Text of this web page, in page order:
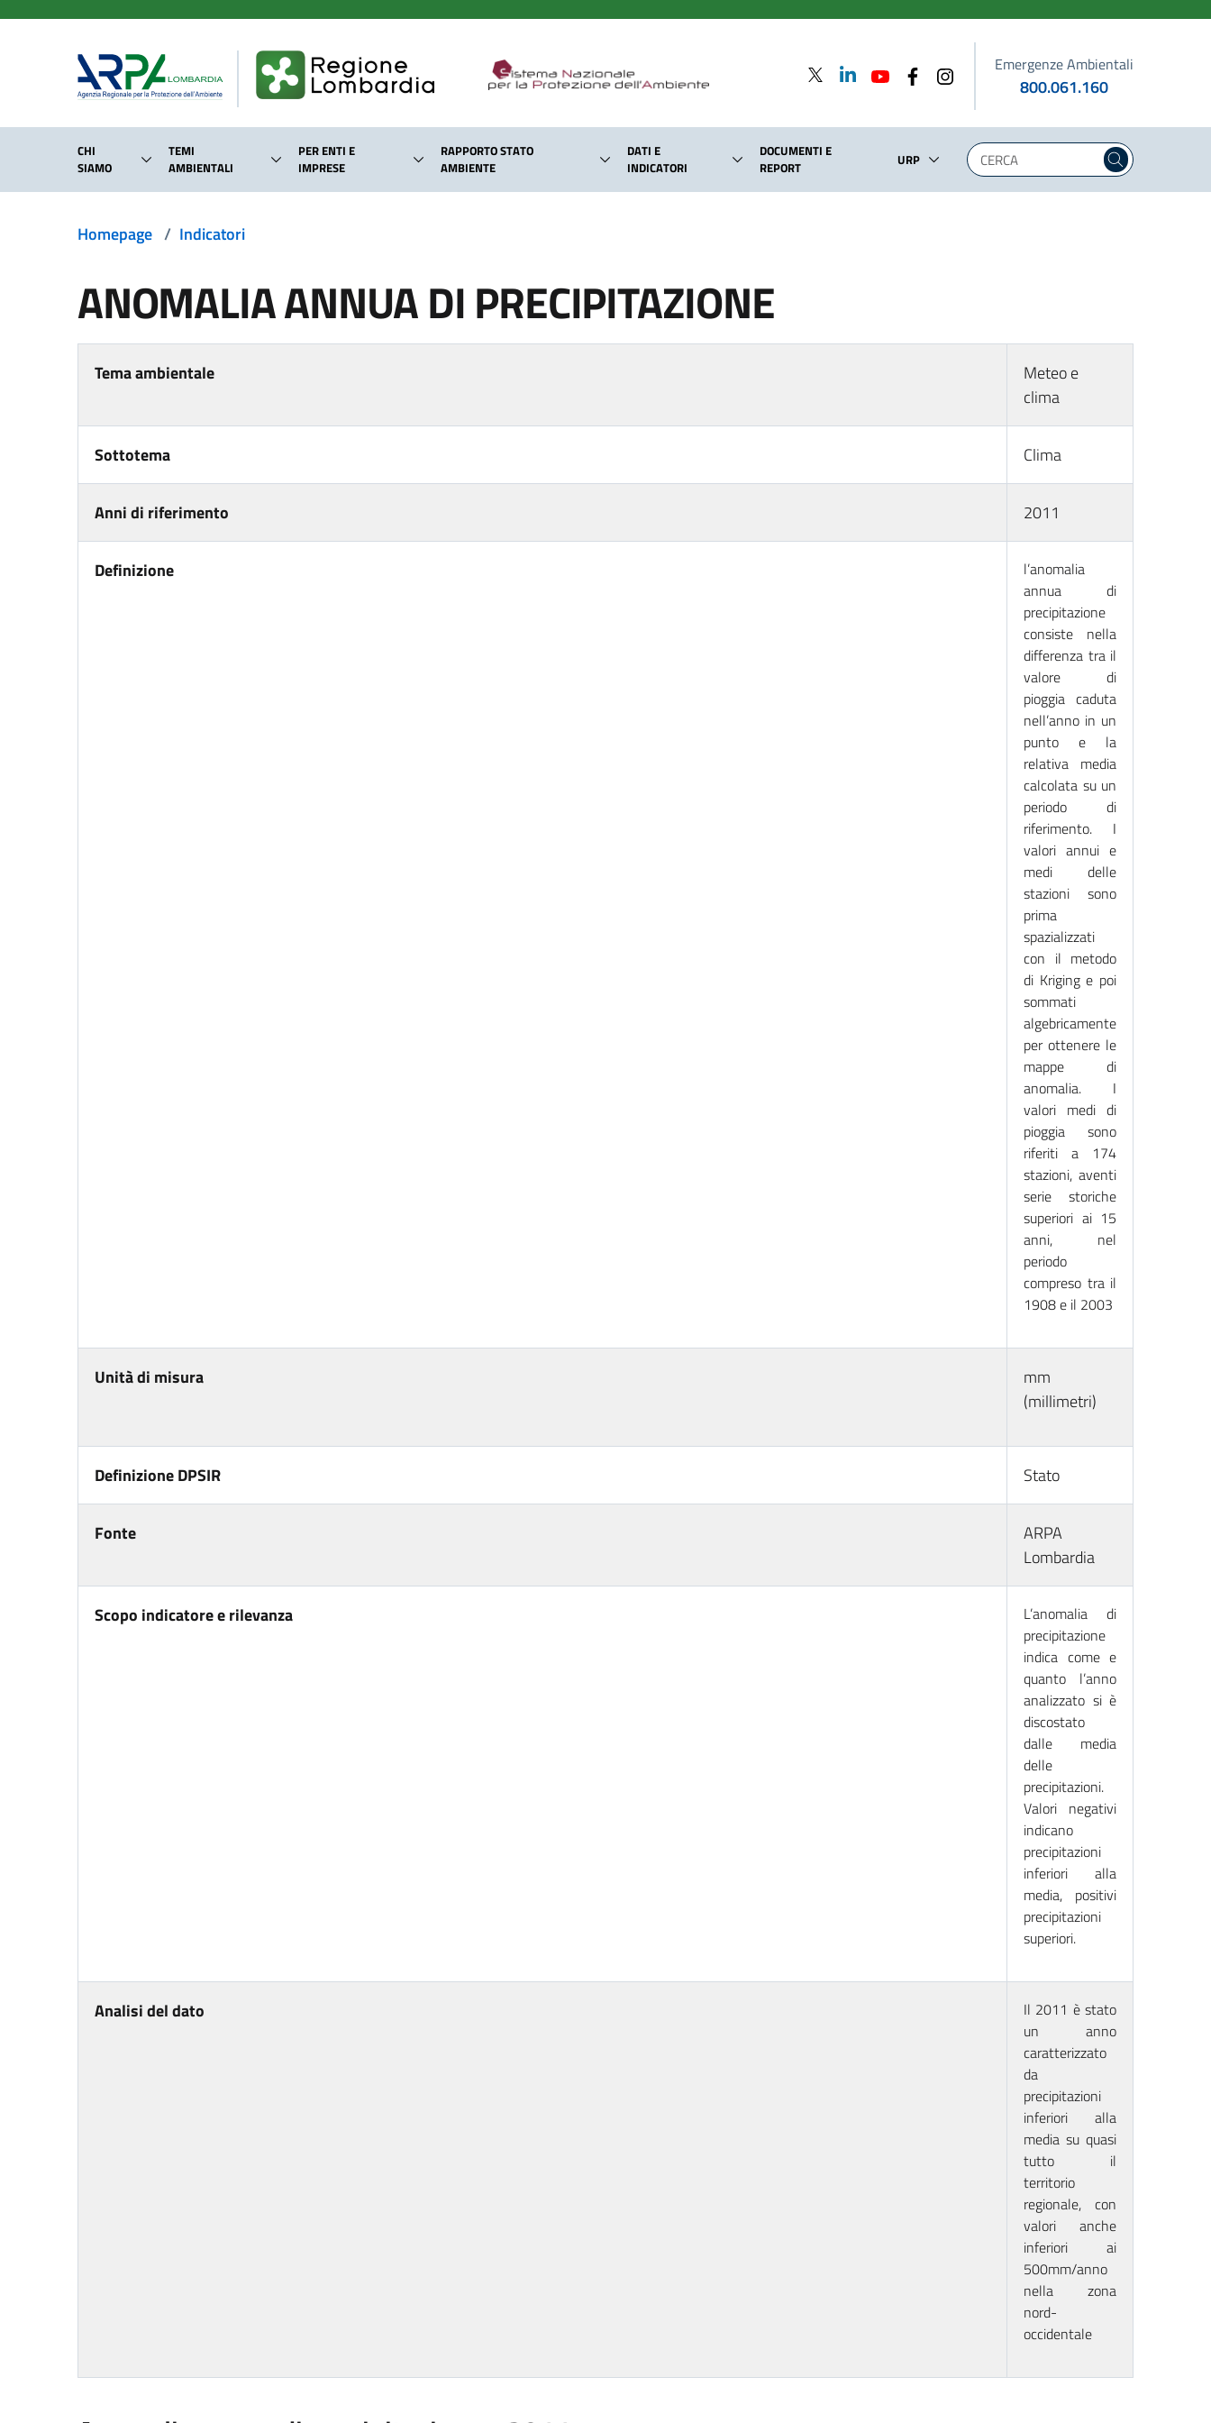
Emergenze Ambientali
800.061.160
CHI
SIAMO
TEMI
AMBIENTALI
PER ENTI E
IMPRESE
RAPPORTO STATO
AMBIENTE
DATI E
INDICATORI
DOCUMENTI E
REPORT
URP
Homepage / Indicatori
ANOMALIA ANNUA DI PRECIPITAZIONE
Tema ambientale
Meteo e
clima
Sottotema Clima
Anni di riferimento 2011
Definizione
l’anomalia
annua di
precipitazione
consiste nella
differenza tra il
valore di
pioggia caduta
nell’anno in un
punto e la
relativa media
calcolata su un
periodo di
riferimento. I
valori annui e
medi delle
stazioni sono
prima
spazializzati
con il metodo
di Kriging e poi
sommati
algebricamente
per ottenere le
mappe di
anomalia. I
valori medi di
pioggia sono
riferiti a 174
stazioni, aventi
serie storiche
superiori ai 15
anni, nel
periodo
compreso tra il
1908 e il 2003
Unità di misura
mm
(millimetri)
Definizione DPSIR Stato
Fonte
ARPA
Lombardia
Scopo indicatore e rilevanza
L’anomalia di
precipitazione
indica come e
quanto l’anno
analizzato si è
discostato
dalle media
delle
precipitazioni.
Valori negativi
indicano
precipitazioni
inferiori alla
media, positivi
precipitazioni
superiori.
Analisi del dato
Il 2011 è stato
un anno
caratterizzato
da
precipitazioni
inferiori alla
media su quasi
tutto il
territorio
regionale, con
valori anche
inferiori ai
500mm/anno
nella zona
nord-
occidentale